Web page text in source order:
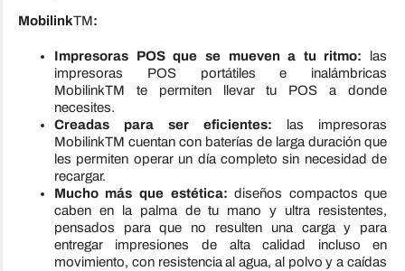
MobilinkTM:
Impresoras POS que se mueven a tu ritmo: las
impresoras POS portátiles e inalámbricas
MobilinkTM te permiten llevar tu POS a donde
necesites.
Creadas para ser eficientes: las impresoras
MobilinkTM cuentan con baterías de larga duración que
les permiten operar un día completo sin necesidad de
recargar.
Mucho más que estética:diseños compactos que
caben en la palma de tu mano y ultra resistentes,
pensados para que no resulten una carga y para
entregar impresiones de alta calidad incluso en
movimiento, con resistencia al agua, al polvo y a caídas